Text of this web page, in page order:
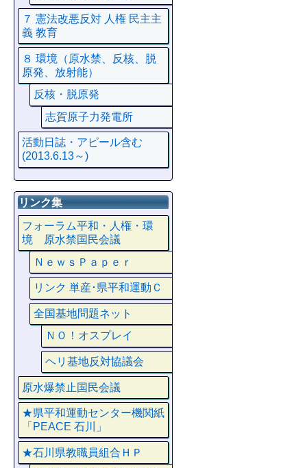
７ 憲法改悪反対 人権 民主主
義 教育
８ 環境（原水禁、反核、脱
原発、放射能）
反核・脱原発
志賀原子力発電所
活動日誌・アピール含む
(2013.6.13～)
リンク集
フォーラム平和・人権・環
境 原水禁国民会議
ＮｅｗｓＰａｐｅｒ
リンク 単産･県平和運動Ｃ
全国基地問題ネット
ＮＯ！オスプレイ
ヘリ基地反対協議会
原水爆禁止国民会議
★県平和運動センター機関紙
「PEACE 石川」
★石川県教職員組合ＨＰ